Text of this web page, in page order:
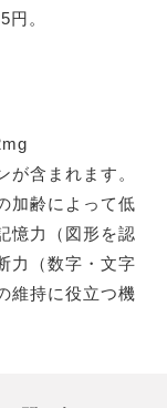
。
含まれます。
加齢によって低
憶力（図形を認
力（数字・文字
維持に役立つ機